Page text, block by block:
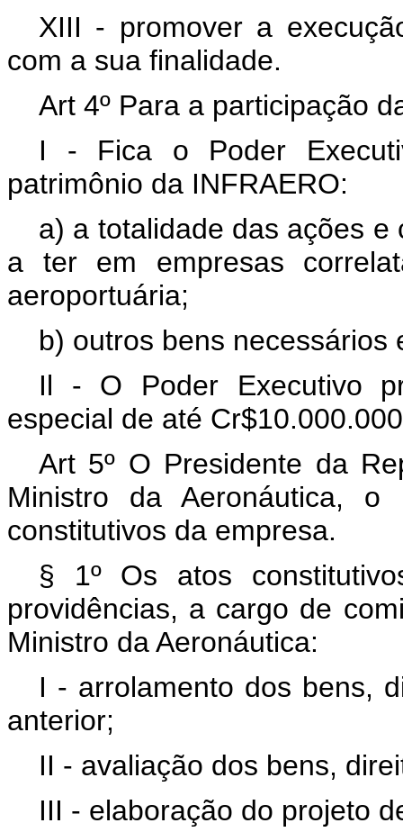
XIII - promover a
com a sua finalidade.
Art 4º Para a participação
I - Fica o Poder
patrimônio da INFRAERO:
a) a totalidade das ações
a ter em empresas
aeroportuária;
b) outros bens necessários
Il - O Poder Executivo
especial de até
Art 5º O Presidente da
Ministro da Aeronáutica,
constitutivos da empresa.
§ 1º Os atos
providências, a cargo de
Ministro da Aeronáutica:
I - arrolamento dos bens,
anterior;
II - avaliação dos bens,
III - elaboração do projeto